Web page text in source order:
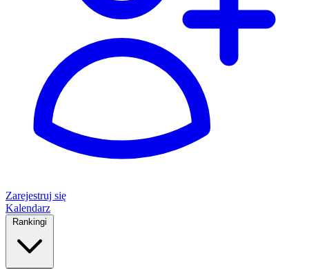
Zarejestruj się
Kalendarz
Rankingi